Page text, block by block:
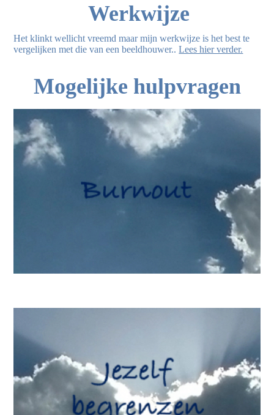
Werkwijze
Het klinkt wellicht vreemd maar mijn werkwijze is het best te
vergelijken met die van een beeldhouwer..Lees hier verder.
Mogelijke hulpvragen